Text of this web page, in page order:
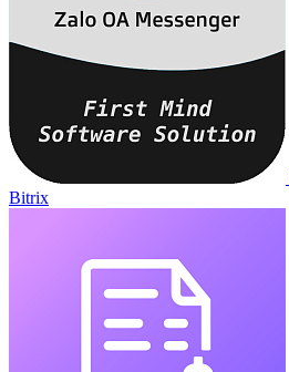
Bitrix